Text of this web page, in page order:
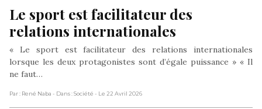
Le sport est facilitateur des
relations internationales
« Le sport est facilitateur des relations internationales
lorsque les deux protagonistes sont d’égale puissance » « Il
ne faut…
Par : René Naba - Dans : Société - Le 22 Avril 2026